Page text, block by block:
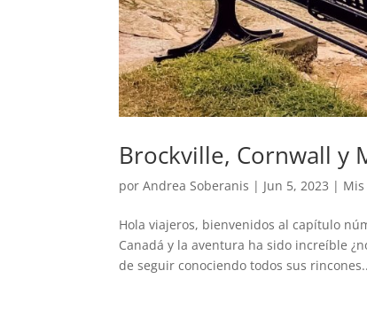
Brockville, Cornwall y
porAndrea Soberanis | Jun 5, 2023 |
Hola viajeros, bienvenidos al capítulo
Canadá y la aventura ha sido increíble
de seguir conociendo todos sus